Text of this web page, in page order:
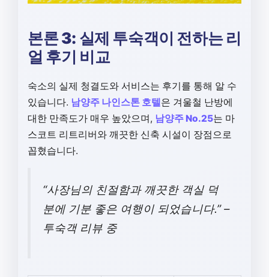
본론 3: 실제 투숙객이 전하는 리
얼 후기 비교
숙소의 실제 청결도와 서비스는 후기를 통해 알 수
있습니다. 남양주 나인스톤 호텔 은 겨울철 난방에
대한 만족도가 매우 높았으며, 남양주 No.25는 마
스코트 리트리버와 깨끗한 신축 시설이 장점으로
꼽혔습니다.
“사장님의 친절함과 깨끗한 객실 덕
분에 기분 좋은 여행이 되었습니다.” –
투숙객 리뷰 중